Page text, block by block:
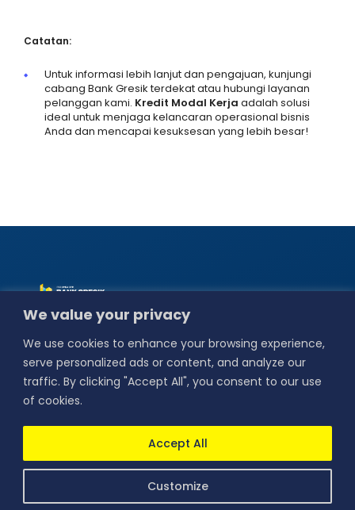
We value your privacy
We use cookies to enhance your browsing experience,
serve personalized ads or content, and analyze our
traffic. By clicking "Accept All", you consent to our use
of cookies.
Customize
Accept All
Catatan:
Untuk informasi lebih lanjut dan pengajuan, kunjungi
cabang Bank Gresik terdekat atau hubungi layanan
pelanggan kami. Kredit Modal Kerja adalah solusi
ideal untuk menjaga kelancaran operasional bisnis
Anda dan mencapai kesuksesan yang lebih besar!
Rahmat No.18,
Kec. Gresik,
Kabupaten Gresik,
Jawa Timur 61114.
Our Social
Media :
sebagai Peserta Penjaminan